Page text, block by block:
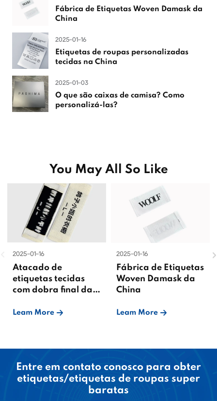
Fábrica de Etiquetas Woven Damask da
China
2025-01-16
Etiquetas de roupas personalizadas
tecidas na China
2025-01-03
O que são caixas de camisa? Como
personalizá-las?
You May All So Like
2025-01-16
Atacado de
etiquetas tecidas
com dobra final da
Leam More
2025-01-16
Fábrica de Etiquetas
Woven Damask da
China
Leam More
Entre em contato conosco para obter
etiquetas/etiquetas de roupas super
baratas